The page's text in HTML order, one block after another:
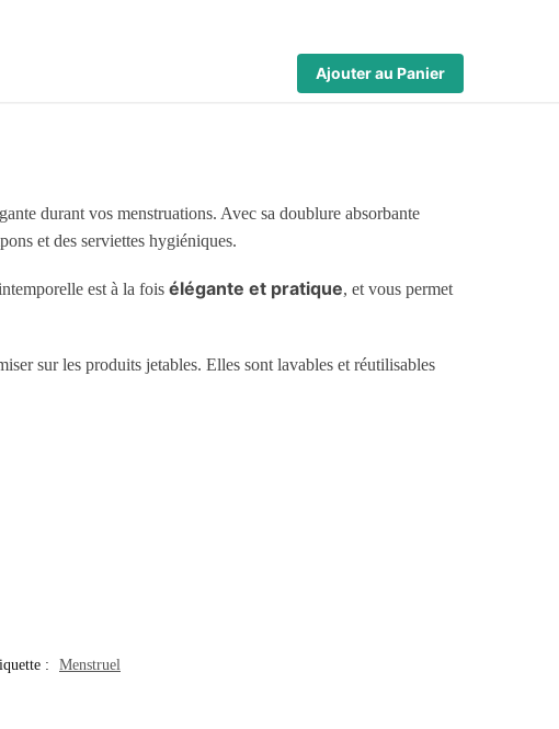
Ajouter au Panier
durant vos menstruations. Avec sa doublure absorbante
et des serviettes hygiéniques.
est à la foisélégante et pratique, et vous permet
sur les produits jetables. Elles sont lavables et réutilisables
: Menstruel